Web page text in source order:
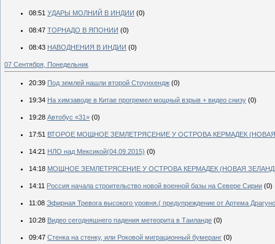
08:51 УДАРЫ МОЛНИЙ В ИНДИИ (0)
08:47 ТОРНАДО В ЯПОНИИ (0)
08:43 НАВОДНЕНИЯ В ИНДИИ (0)
07 Сентября, Понедельник
20:39 Под землей нашли второй Стоунхендж (0)
19:34 На химзаводе в Китае прогремел мощный взрыв + видео снизу (0)
19:28 Автобус «31» (0)
17:51 ВТОРОЕ МОЩНОЕ ЗЕМЛЕТРЯСЕНИЕ У ОСТРОВА КЕРМАДЕК
14:21 НЛО над Мексикой(04.09.2015) (0)
14:18 МОЩНОЕ ЗЕМЛЕТРЯСЕНИЕ У ОСТРОВА КЕРМАДЕК (НОВАЯ
14:11 Россия начала строительство новой военной базы на Севере Сирии (0)
11:08 Эфирная Тревога высокого уровня.( предупреждение от Артема
10:28 Видео сегодняшнего падения метеорита в Таиланде (0)
09:47 Стенка на стенку, или Роковой миграционный бумеранг (0)